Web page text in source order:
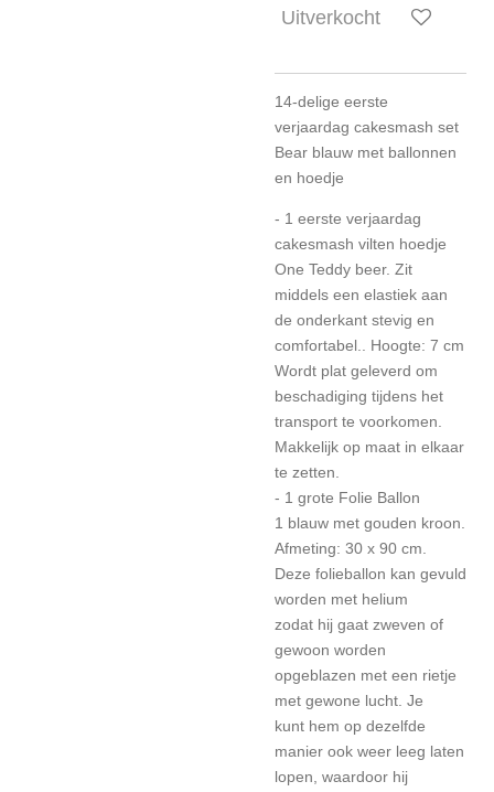
Uitverkocht
14-delige eerste
verjaardag cakesmash set
Bear blauw met ballonnen
en hoedje
- 1 eerste verjaardag
cakesmash vilten hoedje
One Teddy beer. Zit
middels een elastiek aan
de onderkant stevig en
comfortabel.. Hoogte: 7 cm
Wordt plat geleverd om
beschadiging tijdens het
transport te voorkomen.
Makkelijk op maat in elkaar
te zetten.
- 1 grote Folie Ballon
1 blauw met gouden kroon.
Afmeting: 30 x 90 cm.
Deze folieballon kan gevuld
worden met helium
zodat hij gaat zweven of
gewoon worden
opgeblazen met een rietje
met gewone lucht. Je
kunt hem op dezelfde
manier ook weer leeg laten
lopen, waardoor hij